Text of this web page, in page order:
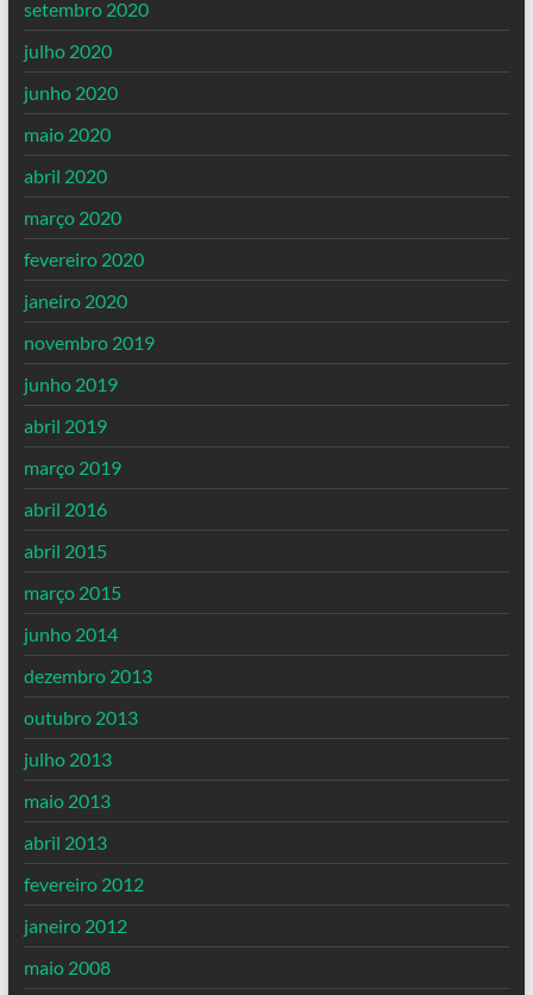
setembro 2020
julho 2020
junho 2020
maio 2020
abril 2020
março 2020
fevereiro 2020
janeiro 2020
novembro 2019
junho 2019
abril 2019
março 2019
abril 2016
abril 2015
março 2015
junho 2014
dezembro 2013
outubro 2013
julho 2013
maio 2013
abril 2013
fevereiro 2012
janeiro 2012
maio 2008